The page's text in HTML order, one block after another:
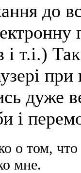
до
т.і.)
і
о том,
мне.